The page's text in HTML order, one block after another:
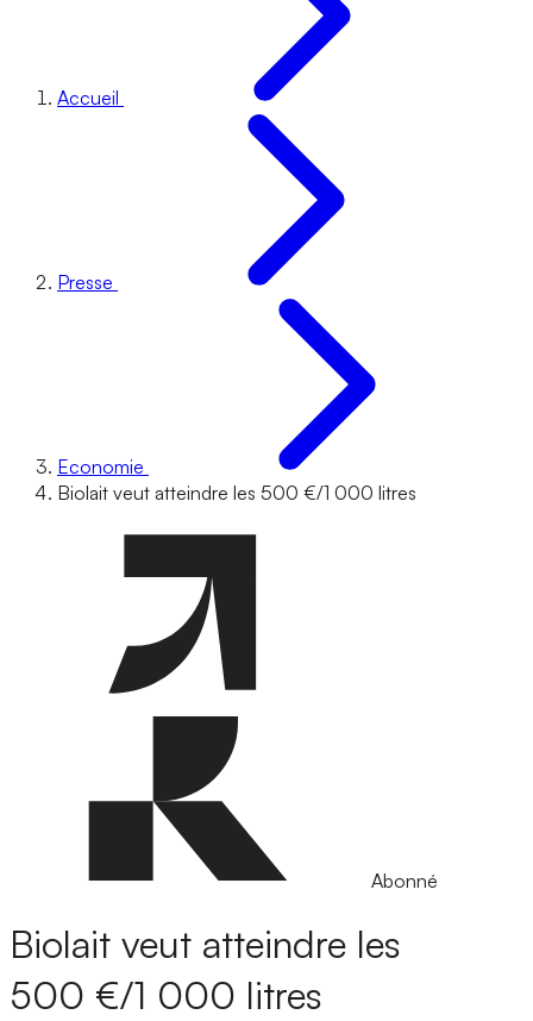
Accueil
Presse
Economie
Biolait veut atteindre les 500 €/1 000 litres
Abonné
Biolait veut atteindre les
500 €/1 000 litres